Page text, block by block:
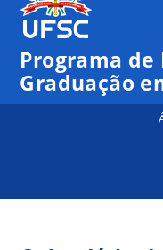
Programa de
Graduação